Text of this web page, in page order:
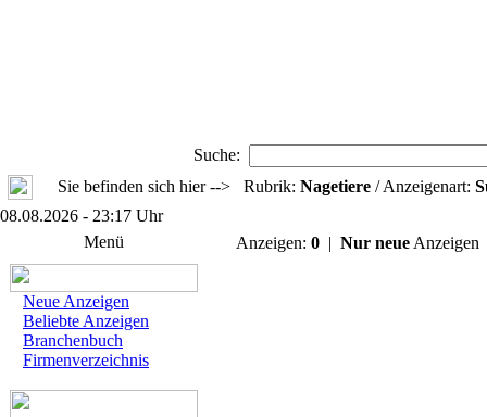
Suche:
Sie befinden sich hier --> Rubrik: Nagetiere / Anzeigenart:
08.08.2026 - 23:17 Uhr
Menü
Neue Anzeigen
Beliebte Anzeigen
Branchenbuch
Firmenverzeichnis
Anzeigen: 0 | Nur neue Anzeigen